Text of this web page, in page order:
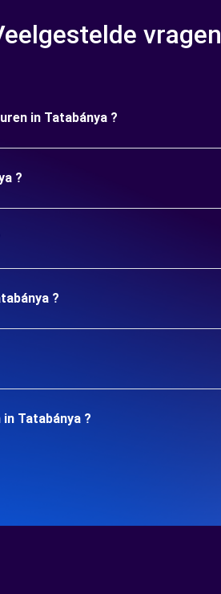
vragen
in Tatabánya ?
?
?
Tatabánya ?